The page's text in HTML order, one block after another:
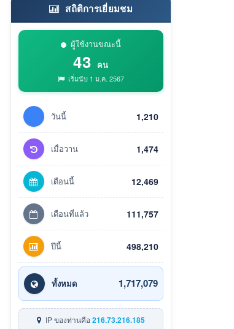
สถิติการเยี่ยมชม
ผู้ใช้งานขณะนี้
43 คน
เริ่มนับ 1 ม.ค. 2567
วันนี้ 1,210
เมื่อวาน 1,474
เดือนนี้ 12,469
เดือนที่แล้ว 111,757
ปีนี้ 498,210
ทั้งหมด 1,717,079
IP ของท่านคือ216.73.216.185